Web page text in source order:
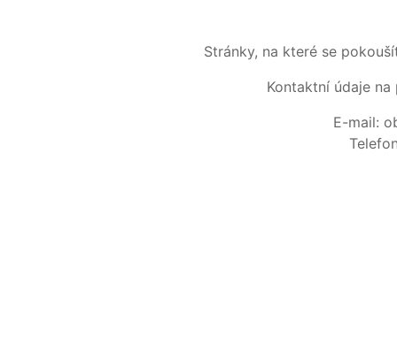
Stránky, na které se
Kontaktní údaje
E-mail: